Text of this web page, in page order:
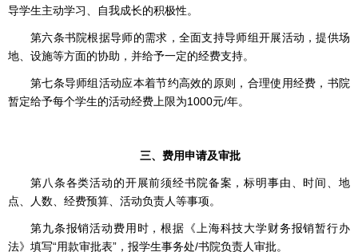
导学生主动学习、自我成长的积极性。
第六条书院根据导师的需求，全面支持导师组开展活动，提供场
地、设施等方面的协助，并给予一定的经费支持。
第七条导师组活动应本着节约高效的原则，合理使用经费，书院
暂定给予每个学生的活动经费上限为1000元/年。
三、费用申请及审批
第八条各类活动的开展前须经书院备案，标明事由、时间、地
点、人数、经费预算、活动负责人等事项。
第九条报销活动费用时，根据《上海科技大学财务报销暂行办
法》填写“用款审批表”，报学生事务处/书院负责人审批。